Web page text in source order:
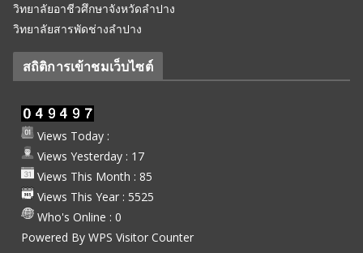
วิทยาลัยอาชีวศึกษาจังหวัดลำปาง
วิทยาลัยสารพัดช่างลำปาง
สถิติการเข้าชมเว็บไซต์
Views Today :
Views Yesterday : 17
Views This Month : 85
Views This Year : 5525
Who's Online : 0
Powered By WPS Visitor Counter